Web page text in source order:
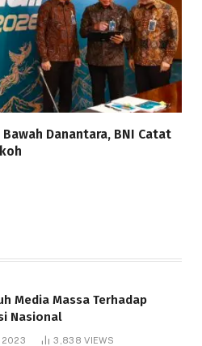
Danantara, BNI Catat
Media Massa Terhadap
Nasional
2023 3,838VIEWS